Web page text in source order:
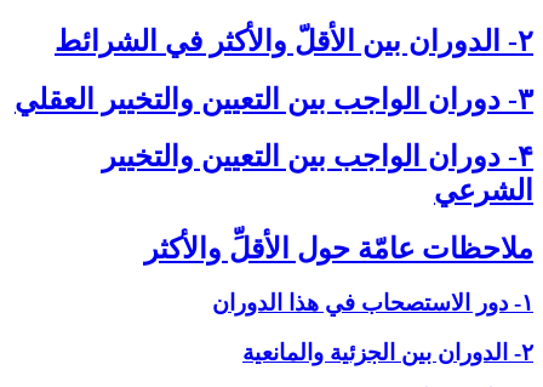
۲- الدوران بين الأقلّ والأكثر في الشرائط
۳- دوران الواجب بين التعيين والتخيير العقلي‏
۴- دوران الواجب بين التعيين والتخيير
الشرعي‏
ملاحظات عامّة حول الأقلِّ والأكثر
۱- دور الاستصحاب في هذا الدوران
۲- الدوران بين الجزئية والمانعية